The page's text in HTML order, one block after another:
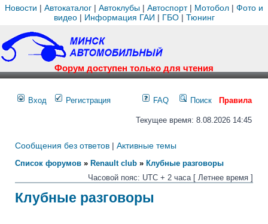
Новости | Автокаталог | Автоклубы | Автоспорт| Мотобол | Фото и
видео| Информация ГАИ | ГБО| Тюнинг
Форум доступен только для чтения
Вход Регистрация FAQ Поиск Правила
Текущее время: 8.08.2026 14:45
Сообщения без ответов | Активные темы
Список форумов » Renault club » Клубные разговоры
Часовой пояс: UTC + 2 часа [ Летнее время ]
Клубные разговоры